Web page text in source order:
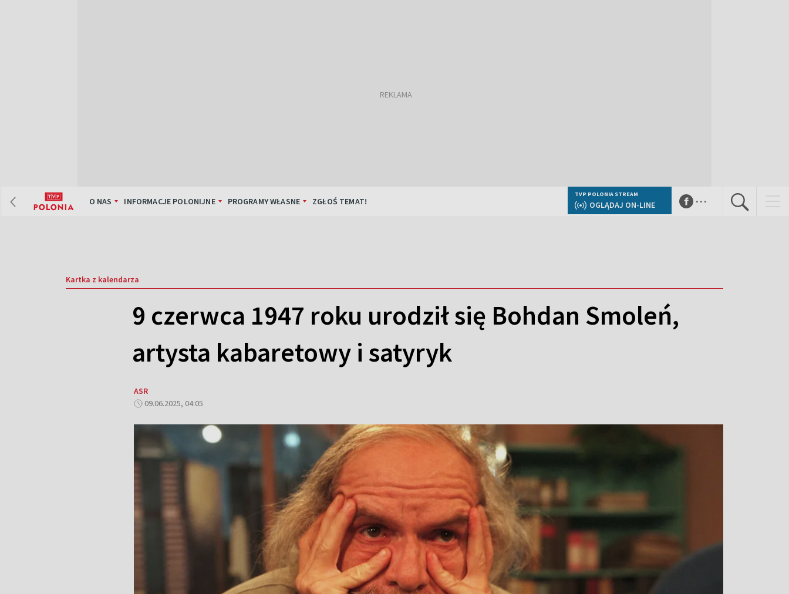
O NAS INFORMACJE POLONIJNE PROGRAMY WŁASNE ZGŁOŚ TEMAT!
TVP POLONIA STREAM
OGLĄDAJ ON-LINE ...
Kartka z kalendarza
9 czerwca 1947 roku urodził się Bohdan Smoleń,
artysta kabaretowy i satyryk
ASR
09.06.2025, 04:05